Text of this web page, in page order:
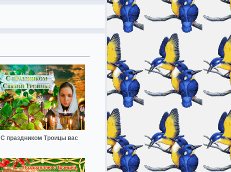
С праздником Троицы вас